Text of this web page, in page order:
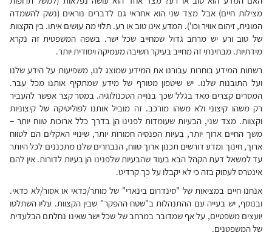
מצילות חיים) אבל מצד שני הוא אחראי גם לדברים נוראים (נשק להשמדה
המונית, זיהום אוויר וכו'). המדע אינו טוב או רע. תלוי מה עושים איתו. בין הקצוות
של טוב ורע יש מרחב גדול שמחייב שכל ישר. בשפה המשפטית זה נקרא
מידתיות. מבחינתי זה מחייב בעיקר חשיבה מעמיקה ויסודית יותר.
רשתות המידע בוחרות עבורנו את המידע שמוצג לנו, משפיעות על הידע שלנו
ועל התובנות שלנו. יש שיטפון מטורף של מידע שמתקיף אותנו מכל עבר.
המסרים קצרים מאד בגלל שכך בנוייה הטכנולוגיה. במסר קצר אפשר להעביר
רק משהו קיצוני ולא משהו מורכב. זה מוביל אותנו לפוליטיקה של קיצוניות
וקצוות. מצד שני, הבעיות שעומדות לפנינו הן בדרך כלל ארוכות טווח יותר –
משך החיים ארוך יותר, בעיות הפנסיה חמורות יותר, שינויי האקלים הם לטווח
ארוך, חינוך ומדע דורשים תכנון ארוך טווח, הנבחרים שלנו מתכננים לכל היותר
עד למשאל דעת הקהל הבא בעוד שהבעיות שלפנינו הן בעיות לדורות. אין להם
אינטרס לעסוק בזה כי לא יקבלו על כך קרדיט.
אנחנו חיים במציאות של "סינדרום בינארי" של מותר/כדאי או אסור/לא כדאי.
ובנוסף, יש בעייה עם ההתנהלות ב"שטח ההפקר" שבין הקצוות. עליו השתלטו
יועצים משפטיים, על אף שמדובר במרחב של שכל ישר שאינו נחלתם הבלעדית
של המשפטנים.